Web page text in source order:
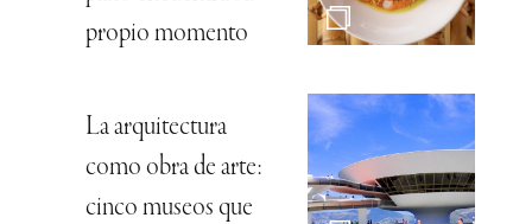
propio momento
La arquitectura
como obra de arte:
cinco museos que